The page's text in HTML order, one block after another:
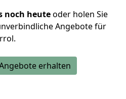
noch heuteoder holen Sie
Angebote für
erhalten